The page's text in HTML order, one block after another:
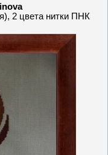
2 цвета нитки ПНК